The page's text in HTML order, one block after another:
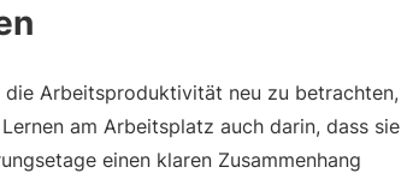
Arbeitsproduktivität neu zu betrachten,
am Arbeitsplatz auch darin, dass sie
einen klaren Zusammenhang